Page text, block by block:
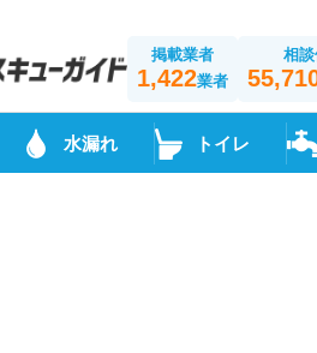
掲載業者
1,422業者
相
水漏れ トイレ